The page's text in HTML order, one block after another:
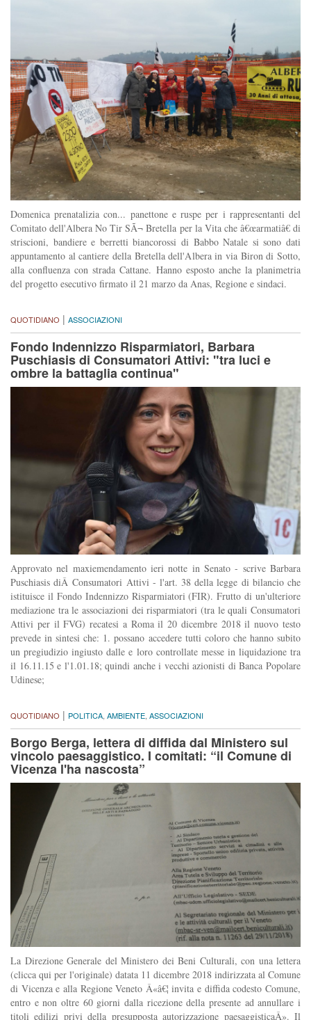
Domenica prenatalizia con... panettone e ruspe per i rappresentanti del
Comitato dell'Albera No Tir SÃ¬ Bretella per la Vita che â€œarmatiâ€ di
striscioni, bandiere e berretti biancorossi di Babbo Natale si sono dati
appuntamento al cantiere della Bretella dell'Albera in via Biron di Sotto,
alla confluenza con strada Cattane. Hanno esposto anche la planimetria
del progetto esecutivo firmato il 21 marzo da Anas, Regione e sindaci.
QUOTIDIANO | ASSOCIAZIONI
Fondo Indennizzo Risparmiatori, Barbara
Puschiasis di Consumatori Attivi: "tra luci e
ombre la battaglia continua"
Approvato nel maxiemendamento ieri notte in Senato - scrive Barbara
Puschiasis diÂ Consumatori Attivi - l'art. 38 della legge di bilancio che
istituisce il Fondo Indennizzo Risparmiatori (FIR). Frutto di un'ulteriore
mediazione tra le associazioni dei risparmiatori (tra le quali Consumatori
Attivi per il FVG) recatesi a Roma il 20 dicembre 2018 il nuovo testo
prevede in sintesi che: 1. possano accedere tutti coloro che hanno subito
un pregiudizio ingiusto dalle e loro controllate messe in liquidazione tra
il 16.11.15 e l'1.01.18; quindi anche i vecchi azionisti di Banca Popolare
Udinese;
QUOTIDIANO | POLITICA AMBIENTE ASSOCIAZIONI
Borgo Berga, lettera di diffida dal Ministero sul
vincolo paesaggistico. I comitati: “il Comune di
Vicenza l'ha nascosta”
La Direzione Generale del Ministero dei Beni Culturali, con una lettera
(clicca qui per l'originale) datata 11 dicembre 2018 indirizzata al Comune
di Vicenza e alla Regione Veneto Â«â€¦ invita e diffida codesto Comune,
entro e non oltre 60 giorni dalla ricezione della presente ad annullare i
titoli edilizi privi della presupposta autorizzazione paesaggisticaÂ». Il